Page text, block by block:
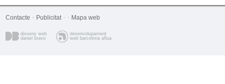
Contacte · Publicitat · · Mapa web
disseny web
daniel bravo
desenvolupament
web barcelona aflua